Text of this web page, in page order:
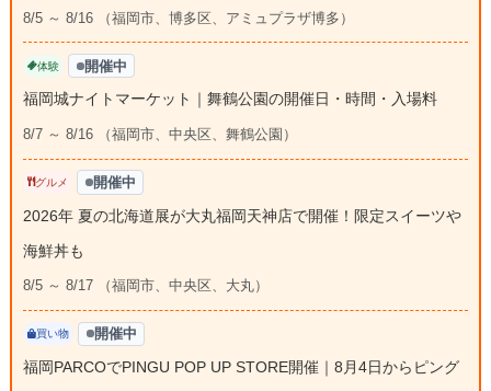
8/5 ～ 8/16 （福岡市、博多区、アミュプラザ博多）
体験 開催中
福岡城ナイトマーケット｜舞鶴公園の開催日・時間・入場料
8/7 ～ 8/16 （福岡市、中央区、舞鶴公園）
グルメ 開催中
2026年 夏の北海道展が大丸福岡天神店で開催！限定スイーツや
海鮮丼も
8/5 ～ 8/17 （福岡市、中央区、大丸）
買い物 開催中
福岡PARCOでPINGU POP UP STORE開催｜8月4日からピング